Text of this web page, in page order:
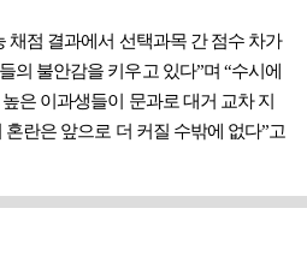
채점 결과에서 선택과목 간 점수 차가
의 불안감을 키우고 있다”며 “수시에
은 이과생들이 문과로 대거 교차 지
란은 앞으로 더 커질 수밖에 없다”고